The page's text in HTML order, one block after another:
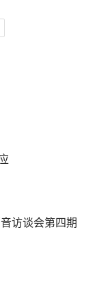
访谈会第四期